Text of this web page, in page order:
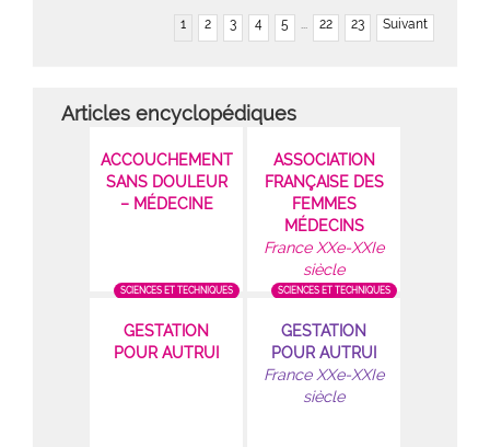
1 2 3 4 5 ... 22 23 Suivant
Articles encyclopédiques
ACCOUCHEMENT
SANS DOULEUR
– MÉDECINE
SCIENCES ET TECHNIQUES
ASSOCIATION
FRANÇAISE DES
FEMMES
MÉDECINS
France XXe-XXIe
siècle
SCIENCES ET TECHNIQUES
GESTATION
POUR AUTRUI
GESTATION
POUR AUTRUI
France XXe-XXIe
siècle